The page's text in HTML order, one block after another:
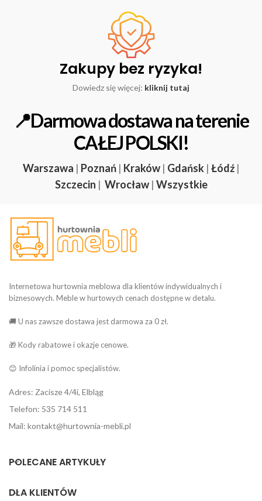
Zakupy bez ryzyka!
Dowiedz się więcej: kliknij tutaj
📍Darmowa dostawa na terenie
CAŁEJ POLSKI!
Warszawa | Poznań | Kraków | Gdańsk | Łódź |
Szczecin | Wrocław | Wszystkie
Internetowa hurtownia meblowa dla klientów indywidualnych i
biznesowych. Meble w hurtowych cenach dostępne w detalu.
🚚 U nas zawsze dostawa jest darmowa za 0 zł.
🎁 Kody rabatowe i okazje cenowe.
😊 Infolinia i pomoc specjalistów.
Adres: Zacisze 4/4i, Elbląg
Telefon: 535 714 511
Mail: kontakt@hurtownia-mebli.pl
POLECANE ARTYKUŁY
DLA KLIENTÓW